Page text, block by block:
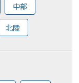
中部
北陸